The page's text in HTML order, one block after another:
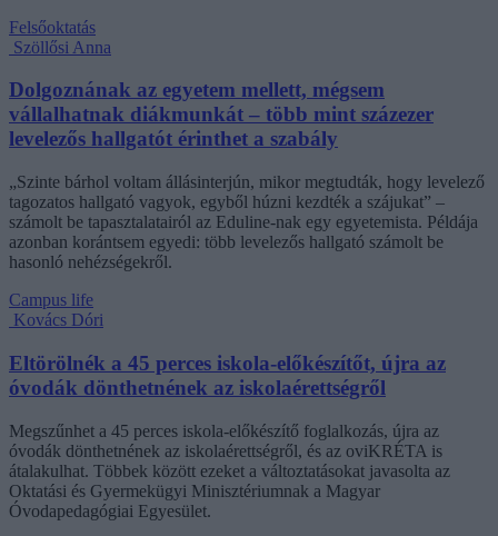
Felsőoktatás
Szöllősi Anna
Dolgoznának az egyetem mellett, mégsem
vállalhatnak diákmunkát – több mint százezer
levelezős hallgatót érinthet a szabály
„Szinte bárhol voltam állásinterjún, mikor megtudták, hogy levelező
tagozatos hallgató vagyok, egyből húzni kezdték a szájukat” –
számolt be tapasztalatairól az Eduline-nak egy egyetemista. Példája
azonban korántsem egyedi: több levelezős hallgató számolt be
hasonló nehézségekről.
Campus life
Kovács Dóri
Eltörölnék a 45 perces iskola-előkészítőt, újra az
óvodák dönthetnének az iskolaérettségről
Megszűnhet a 45 perces iskola-előkészítő foglalkozás, újra az
óvodák dönthetnének az iskolaérettségről, és az oviKRÉTA is
átalakulhat. Többek között ezeket a változtatásokat javasolta az
Oktatási és Gyermekügyi Minisztériumnak a Magyar
Óvodapedagógiai Egyesület.